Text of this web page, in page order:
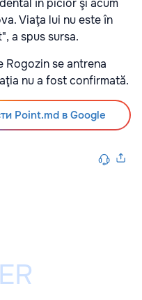
în picior şi acum
Viaţa lui nu este în
a spus sursa.
se antrena
nu a fost confirmată.
Point.md в Google